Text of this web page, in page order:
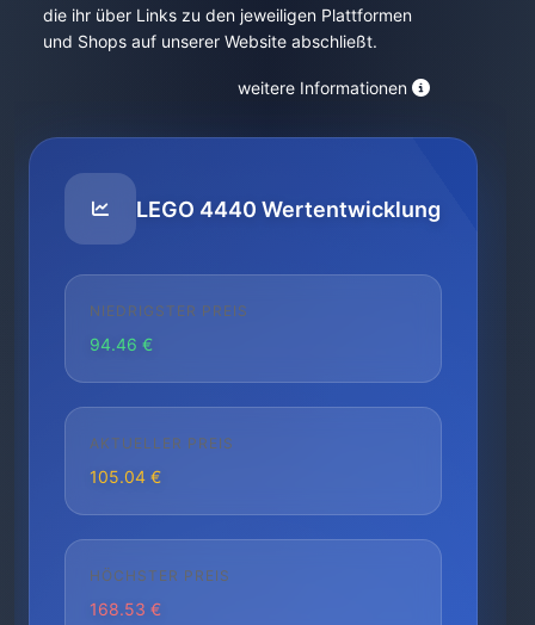
die ihr über Links zu den jeweiligen Plattformen
und Shops auf unserer Website abschließt.
weitere Informationen
LEGO 4440 Wertentwicklung
NIEDRIGSTER PREIS
94.46 €
AKTUELLER PREIS
105.04 €
HÖCHSTER PREIS
168.53 €